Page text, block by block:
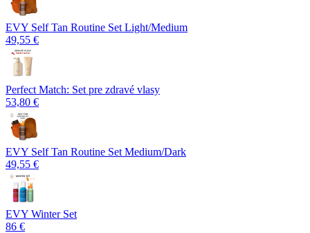
EVY Self Tan Routine Set Light/Medium
49,55 €
Perfect Match: Set pre zdravé vlasy
53,80 €
EVY Self Tan Routine Set Medium/Dark
49,55 €
EVY Winter Set
86 €